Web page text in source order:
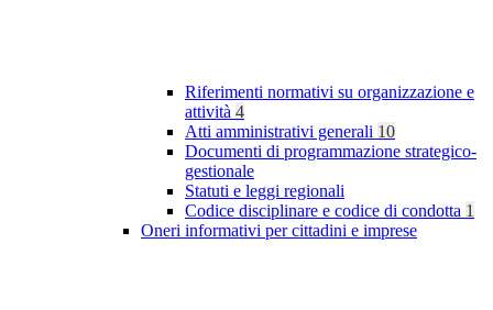
Riferimenti normativi su organizzazione e
attività 4
Atti amministrativi generali 10
Documenti di programmazione strategico-
gestionale
Statuti e leggi regionali
Codice disciplinare e codice di condotta 1
Oneri informativi per cittadini e imprese